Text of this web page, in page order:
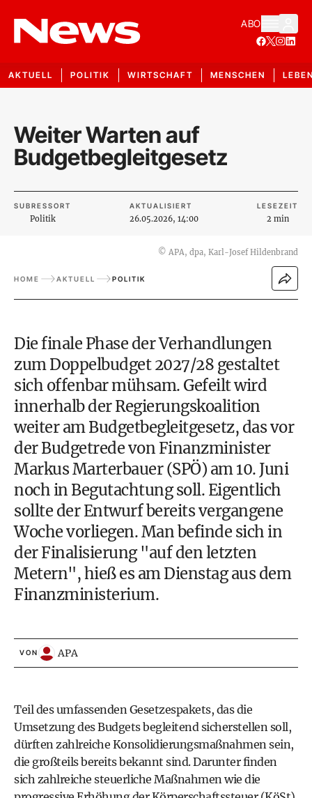
ABO
AKTUELL POLITIK WIRTSCHAFT MENSCHEN
Weiter Warten auf
Budgetbegleitgesetz
SUBRESSORT
Politik
AKTUALISIERT
26.05.2026, 14:00
LESEZEIT
2 min
© APA, dpa, Karl-Josef Hildenbrand
HOME AKTUELL POLITIK
Die finale Phase der Verhandlungen
zum Doppelbudget 2027/28 gestaltet
sich offenbar mühsam. Gefeilt wird
innerhalb der Regierungskoalition
weiter am Budgetbegleitgesetz, das vor
der Budgetrede von Finanzminister
Markus Marterbauer (SPÖ) am 10. Juni
noch in Begutachtung soll. Eigentlich
sollte der Entwurf bereits vergangene
Woche vorliegen. Man befinde sich in
der Finalisierung "auf den letzten
Metern", hieß es am Dienstag aus dem
Finanzministerium.
VON APA
Teil des umfassenden Gesetzespakets, das die
Umsetzung des Budgets begleitend sicherstellen soll,
dürften zahlreiche Konsolidierungsmaßnahmen sein,
die großteils bereits bekannt sind. Darunter finden
sich zahlreiche steuerliche Maßnahmen wie die